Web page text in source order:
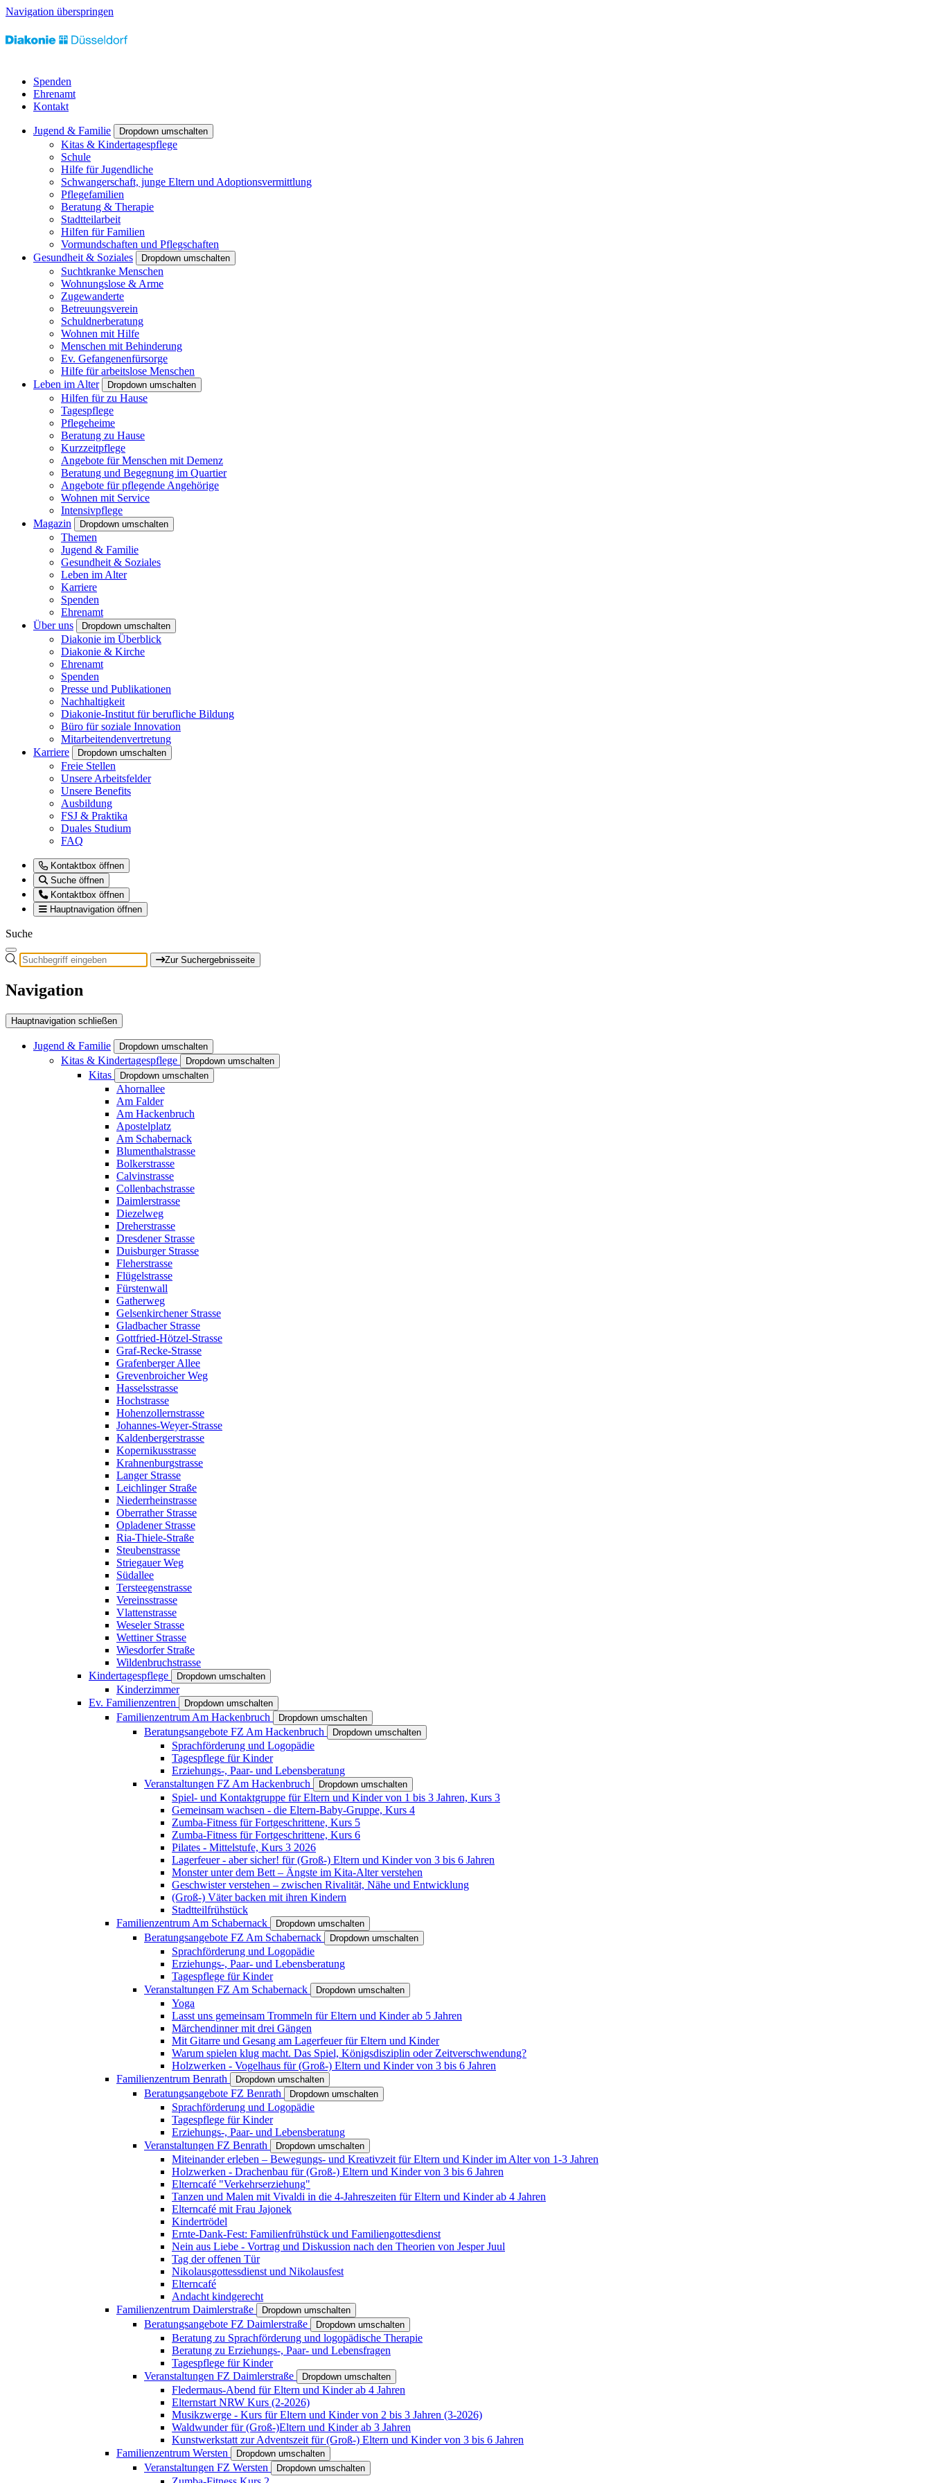
Navigation überspringen
Spenden
Ehrenamt
Kontakt
Jugend & Familie Dropdown umschalten
Kitas & Kindertagespflege
Schule
Hilfe für Jugendliche
Schwangerschaft, junge Eltern und Adoptionsvermittlung
Pflegefamilien
Beratung & Therapie
Stadtteilarbeit
Hilfen für Familien
Vormundschaften und Pflegschaften
Gesundheit & Soziales
Dropdown umschalten
Suchtkranke Menschen
Wohnungslose & Arme
Zugewanderte
Betreuungsverein
Schuldnerberatung
Wohnen mit Hilfe
Menschen mit Behinderung
Ev. Gefangenenfürsorge
Hilfe für arbeitslose Menschen
Leben im Alter
Dropdown umschalten
Hilfen für zu Hause
Tagespflege
Pflegeheime
Beratung zu Hause
Kurzzeitpflege
Angebote für Menschen mit Demenz
Beratung und Begegnung im Quartier
Angebote für pflegende Angehörige
Wohnen mit Service
Intensivpflege
Magazin
Dropdown umschalten
Themen
Jugend & Familie
Gesundheit & Soziales
Leben im Alter
Karriere
Spenden
Ehrenamt
Über uns
Dropdown umschalten
Diakonie im Überblick
Diakonie & Kirche
Ehrenamt
Spenden
Presse und Publikationen
Nachhaltigkeit
Diakonie-Institut für berufliche Bildung
Büro für soziale Innovation
Mitarbeitendenvertretung
Karriere
Dropdown umschalten
Freie Stellen
Unsere Arbeitsfelder
Unsere Benefits
Ausbildung
FSJ & Praktika
Duales Studium
FAQ
Kontaktbox öffnen
Suche öffnen
Kontaktbox öffnen
Hauptnavigation öffnen
Suche
Zur Suchergebnisseite
Navigation
Hauptnavigation schließen
Jugend & Familie Dropdown umschalten
Kitas & Kindertagespflege Dropdown umschalten
Kitas Dropdown umschalten
Ahornallee
Am Falder
Am Hackenbruch
Apostelplatz
Am Schabernack
Blumenthalstrasse
Bolkerstrasse
Calvinstrasse
Collenbachstrasse
Daimlerstrasse
Diezelweg
Dreherstrasse
Dresdener Strasse
Duisburger Strasse
Fleherstrasse
Flügelstrasse
Fürstenwall
Gatherweg
Gelsenkirchener Strasse
Gladbacher Strasse
Gottfried-Hötzel-Strasse
Graf-Recke-Strasse
Grafenberger Allee
Grevenbroicher Weg
Hasselsstrasse
Hochstrasse
Hohenzollernstrasse
Johannes-Weyer-Strasse
Kaldenbergerstrasse
Kopernikusstrasse
Krahnenburgstrasse
Langer Strasse
Leichlinger Straße
Niederrheinstrasse
Oberrather Strasse
Opladener Strasse
Ria-Thiele-Straße
Steubenstrasse
Striegauer Weg
Südallee
Tersteegenstrasse
Vereinsstrasse
Vlattenstrasse
Weseler Strasse
Wettiner Strasse
Wiesdorfer Straße
Wildenbruchstrasse
Kindertagespflege
Dropdown umschalten
Kinderzimmer
Ev. Familienzentren
Dropdown umschalten
Familienzentrum Am Hackenbruch Dropdown umschalten
Beratungsangebote FZ Am Hackenbruch Dropdown umschalten
Sprachförderung und Logopädie
Tagespflege für Kinder
Erziehungs-, Paar- und Lebensberatung
Veranstaltungen FZ Am Hackenbruch
Dropdown umschalten
Spiel- und Kontaktgruppe für Eltern und Kinder von 1 bis 3 Jahren, Kurs 3
Gemeinsam wachsen - die Eltern-Baby-Gruppe, Kurs 4
Zumba-Fitness für Fortgeschrittene, Kurs 5
Zumba-Fitness für Fortgeschrittene, Kurs 6
Pilates - Mittelstufe, Kurs 3 2026
Lagerfeuer - aber sicher! für (Groß-) Eltern und Kinder von 3 bis 6 Jahren
Monster unter dem Bett – Ängste im Kita-Alter verstehen
Geschwister verstehen – zwischen Rivalität, Nähe und Entwicklung
(Groß-) Väter backen mit ihren Kindern
Stadtteilfrühstück
Familienzentrum Am Schabernack
Dropdown umschalten
Beratungsangebote FZ Am Schabernack Dropdown umschalten
Sprachförderung und Logopädie
Erziehungs-, Paar- und Lebensberatung
Tagespflege für Kinder
Veranstaltungen FZ Am Schabernack
Dropdown umschalten
Yoga
Lasst uns gemeinsam Trommeln für Eltern und Kinder ab 5 Jahren
Märchendinner mit drei Gängen
Mit Gitarre und Gesang am Lagerfeuer für Eltern und Kinder
Warum spielen klug macht. Das Spiel, Königsdisziplin oder Zeitverschwendung?
Holzwerken - Vogelhaus für (Groß-) Eltern und Kinder von 3 bis 6 Jahren
Familienzentrum Benrath
Dropdown umschalten
Beratungsangebote FZ Benrath Dropdown umschalten
Sprachförderung und Logopädie
Tagespflege für Kinder
Erziehungs-, Paar- und Lebensberatung
Veranstaltungen FZ Benrath
Dropdown umschalten
Miteinander erleben – Bewegungs- und Kreativzeit für Eltern und Kinder im Alter von 1-3 Jahren
Holzwerken - Drachenbau für (Groß-) Eltern und Kinder von 3 bis 6 Jahren
Elterncafé "Verkehrserziehung"
Tanzen und Malen mit Vivaldi in die 4-Jahreszeiten für Eltern und Kinder ab 4 Jahren
Elterncafé mit Frau Jajonek
Kindertrödel
Ernte-Dank-Fest: Familienfrühstück und Familiengottesdienst
Nein aus Liebe - Vortrag und Diskussion nach den Theorien von Jesper Juul
Tag der offenen Tür
Nikolausgottessdienst und Nikolausfest
Elterncafé
Andacht kindgerecht
Familienzentrum Daimlerstraße
Dropdown umschalten
Beratungsangebote FZ Daimlerstraße Dropdown umschalten
Beratung zu Sprachförderung und logopädische Therapie
Beratung zu Erziehungs-, Paar- und Lebensfragen
Tagespflege für Kinder
Veranstaltungen FZ Daimlerstraße
Dropdown umschalten
Fledermaus-Abend für Eltern und Kinder ab 4 Jahren
Elternstart NRW Kurs (2-2026)
Musikzwerge - Kurs für Eltern und Kinder von 2 bis 3 Jahren (3-2026)
Waldwunder für (Groß-)Eltern und Kinder ab 3 Jahren
Kunstwerkstatt zur Adventszeit für (Groß-) Eltern und Kinder von 3 bis 6 Jahren
Familienzentrum Wersten
Dropdown umschalten
Veranstaltungen FZ Wersten Dropdown umschalten